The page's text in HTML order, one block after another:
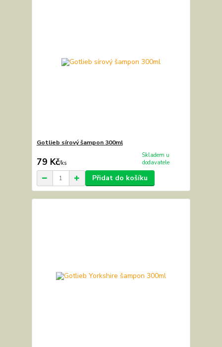
Gotlieb sírový šampon 300ml
79 Kč/ks
Skladem u
dodavatele
Přidat do košíku